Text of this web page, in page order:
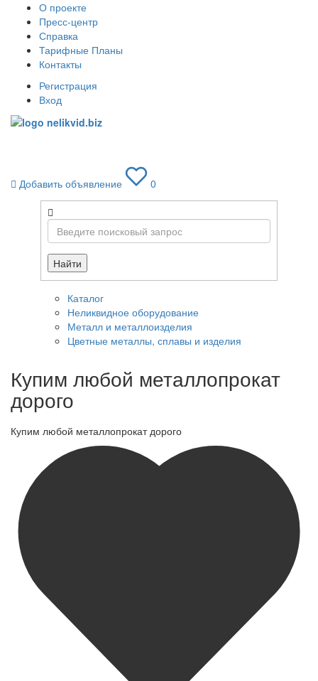
О проекте
Пресс-центр
Справка
Тарифные Планы
Контакты
Регистрация
Вход
Добавить объявление
0
Найти
Каталог
Неликвидное оборудование
Металл и металлоизделия
Цветные металлы, сплавы и изделия
Купим любой металлопрокат
дорого
Купим любой металлопрокат дорого